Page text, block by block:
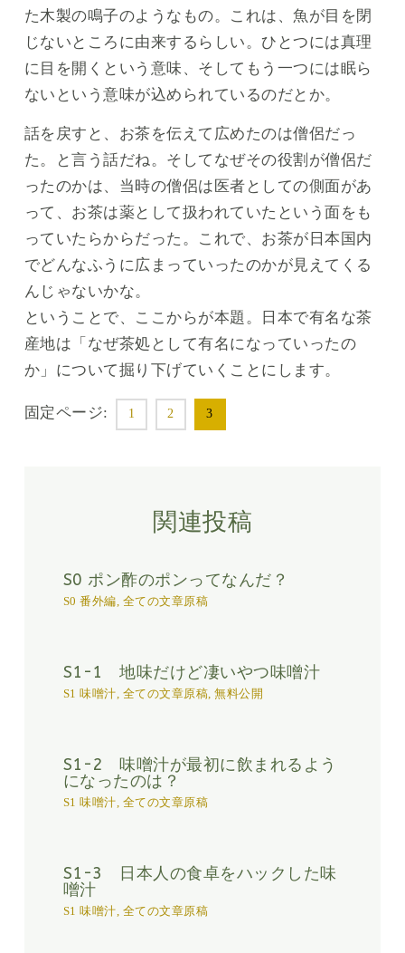
た木製の鳴子のようなもの。これは、魚が目を閉
じないところに由来するらしい。ひとつには真理
に目を開くという意味、そしてもう一つには眠ら
ないという意味が込められているのだとか。
話を戻すと、お茶を伝えて広めたのは僧侶だっ
た。と言う話だね。そしてなぜその役割が僧侶だ
ったのかは、当時の僧侶は医者としての側面があ
って、お茶は薬として扱われていたという面をも
っていたらからだった。これで、お茶が日本国内
でどんなふうに広まっていったのかが見えてくる
んじゃないかな。
ということで、ここからが本題。日本で有名な茶
産地は「なぜ茶処として有名になっていったの
か」について掘り下げていくことにします。
固定ページ: 1 2 3
関連投稿
S0 ポン酢のポンってなんだ？
S0 番外編, 全ての文章原稿
S1-1 地味だけど凄いやつ味噌汁
S1 味噌汁, 全ての文章原稿,無料公開
S1-2 味噌汁が最初に飲まれるよう
になったのは？
S1 味噌汁, 全ての文章原稿
S1-3 日本人の食卓をハックした味
噌汁
S1 味噌汁, 全ての文章原稿